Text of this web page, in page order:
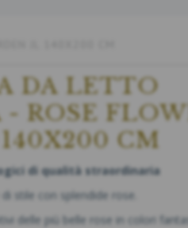
DA LETTO
ROSE
CM
di qualità straordinaria
stile con splendide rose.
delle più belle rose in colori